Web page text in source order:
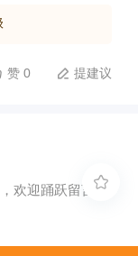
友谊。盖洛普
共识文化是凝聚
晰简单的文化共
同进化。掌握倾
赞 0  提建议
欢迎踊跃留言。
